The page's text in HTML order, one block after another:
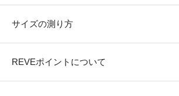
サイズの測り方
REVEポイントについて